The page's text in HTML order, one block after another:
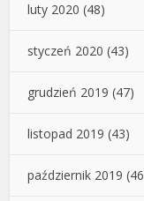
luty 2020 (48)
styczeń 2020 (43)
grudzień 2019 (47)
listopad 2019 (43)
październik 2019